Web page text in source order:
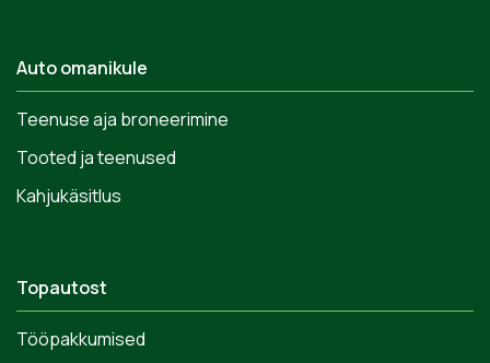
Auto omanikule
Teenuse aja broneerimine
Tooted ja teenused
Kahjukäsitlus
Topautost
Tööpakkumised